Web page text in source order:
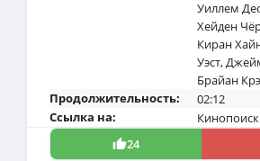
Уиллем
Хейден
Киран
Уэст,
Брайан
Продолжительность:
02:12
Ссылка на:
Кинопоиск
24